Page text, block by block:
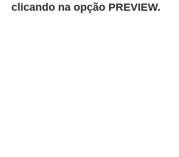
clicando na opção PREVIEW.